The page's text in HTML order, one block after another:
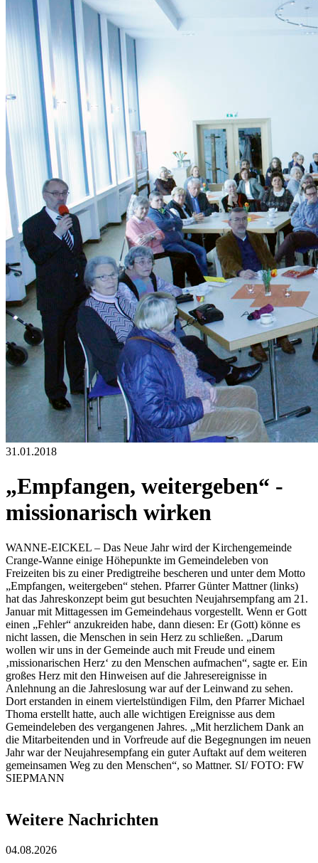
31.01.2018
„Empfangen, weitergeben“ -
missionarisch wirken
WANNE-EICKEL – Das Neue Jahr wird der Kirchengemeinde
Crange-Wanne einige Höhepunkte im Gemeindeleben von
Freizeiten bis zu einer Predigtreihe bescheren und unter dem Motto
„Empfangen, weitergeben“ stehen. Pfarrer Günter Mattner (links)
hat das Jahreskonzept beim gut besuchten Neujahrsempfang am 21.
Januar mit Mittagessen im Gemeindehaus vorgestellt. Wenn er Gott
einen „Fehler“ anzukreiden habe, dann diesen: Er (Gott) könne es
nicht lassen, die Menschen in sein Herz zu schließen. „Darum
wollen wir uns in der Gemeinde auch mit Freude und einem
‚missionarischen Herz‘ zu den Menschen aufmachen“, sagte er. Ein
großes Herz mit den Hinweisen auf die Jahresereignisse in
Anlehnung an die Jahreslosung war auf der Leinwand zu sehen.
Dort erstanden in einem viertelstündigen Film, den Pfarrer Michael
Thoma erstellt hatte, auch alle wichtigen Ereignisse aus dem
Gemeindeleben des vergangenen Jahres. „Mit herzlichem Dank an
die Mitarbeitenden und in Vorfreude auf die Begegnungen im neuen
Jahr war der Neujahresempfang ein guter Auftakt auf dem weiteren
gemeinsamen Weg zu den Menschen“, so Mattner. SI/ FOTO: FW
SIEPMANN
Weitere Nachrichten
04.08.2026